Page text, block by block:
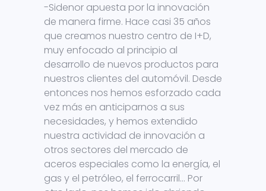
-Sidenor apuesta por la innovación
de manera firme. Hace casi 35 años
que creamos nuestro centro de I+D,
muy enfocado al principio al
desarrollo de nuevos productos para
nuestros clientes del automóvil. Desde
entonces nos hemos esforzado cada
vez más en anticiparnos a sus
necesidades, y hemos extendido
nuestra actividad de innovación a
otros sectores del mercado de
aceros especiales como la energía, el
gas y el petróleo, el ferrocarril… Por